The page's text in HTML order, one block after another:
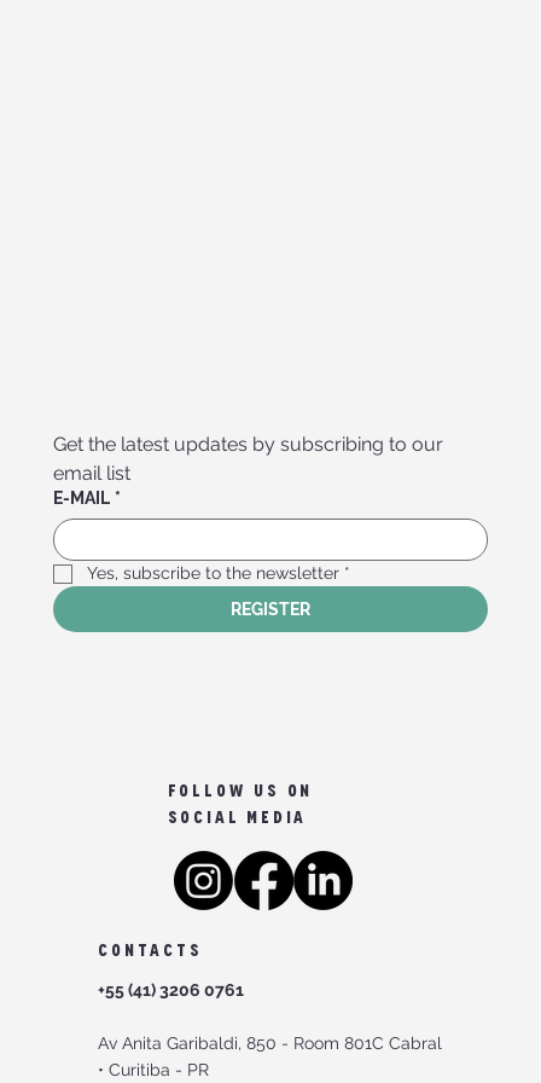
Get the latest updates by subscribing to our
email list
E-MAIL *
Yes, subscribe to the newsletter *
REGISTER
FOLLOW US ON
SOCIAL MEDIA
CONTACTS
+55 (41) 3206 0761
Av Anita Garibaldi, 850 - Room 801C Cabral
• Curitiba - PR